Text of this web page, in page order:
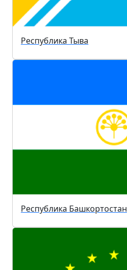
Республика Тыва
Республика Башкортостан